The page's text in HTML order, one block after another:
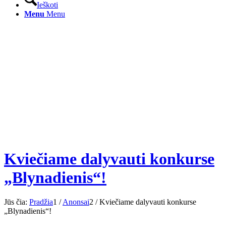
Ieškoti
Menu Menu
Kviečiame dalyvauti konkurse
„Blynadienis“!
Jūs čia: Pradžia1 / Anonsai2 / Kviečiame dalyvauti konkurse
„Blynadienis“!